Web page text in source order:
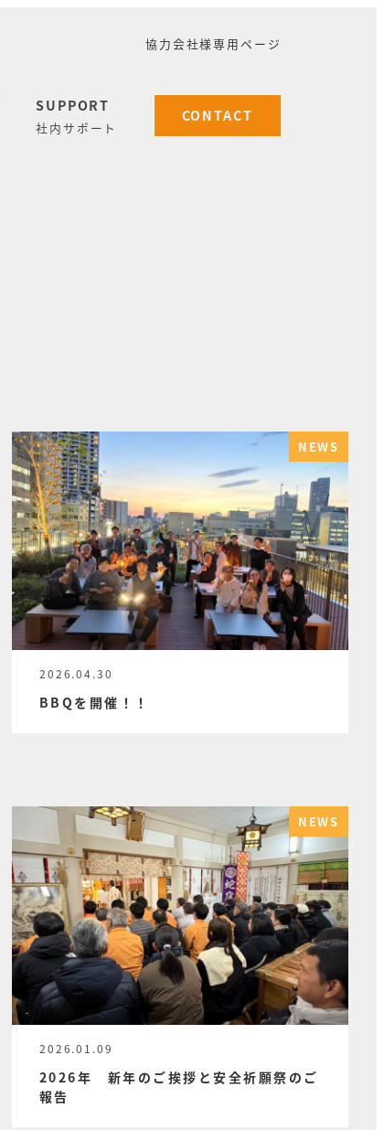
協力会社様専用ページ
SUPPORT
社内サポート
CONTACT
NEWS
BBQを開催！！
投稿日
2026.04.30
NEWS
2026年 新年のご挨拶と安全祈願祭のご
報告
投稿日
2026.01.09